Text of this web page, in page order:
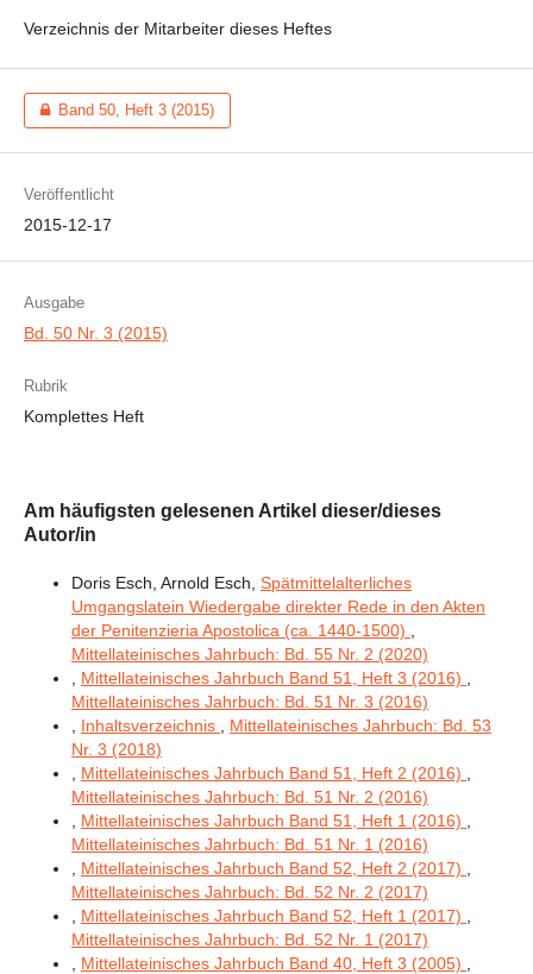
Verzeichnis der Mitarbeiter dieses Heftes
Band 50, Heft 3 (2015)
Veröffentlicht
2015-12-17
Ausgabe
Bd. 50 Nr. 3 (2015)
Rubrik
Komplettes Heft
Am häufigsten gelesenen Artikel dieser/dieses
Autor/in
Doris Esch, Arnold Esch, Spätmittelalterliches
Umgangslatein Wiedergabe direkter Rede in den Akten
der Penitenzieria Apostolica (ca. 1440-1500)
Mittellateinisches Jahrbuch: Bd. 55 Nr. 2 (2020)
Mittellateinisches Jahrbuch Band 51, Heft 3 (2016)
Mittellateinisches Jahrbuch: Bd. 51 Nr. 3 (2016)
Inhaltsverzeichnis
Mittellateinisches Jahrbuch: Bd. 53
Nr. 3 (2018)
Mittellateinisches Jahrbuch Band 51, Heft 2 (2016)
Mittellateinisches Jahrbuch: Bd. 51 Nr. 2 (2016)
Mittellateinisches Jahrbuch Band 51, Heft 1 (2016)
Mittellateinisches Jahrbuch: Bd. 51 Nr. 1 (2016)
Mittellateinisches Jahrbuch Band 52, Heft 2 (2017)
Mittellateinisches Jahrbuch: Bd. 52 Nr. 2 (2017)
Mittellateinisches Jahrbuch Band 52, Heft 1 (2017)
Mittellateinisches Jahrbuch: Bd. 52 Nr. 1 (2017)
Mittellateinisches Jahrbuch Band 40, Heft 3 (2005)